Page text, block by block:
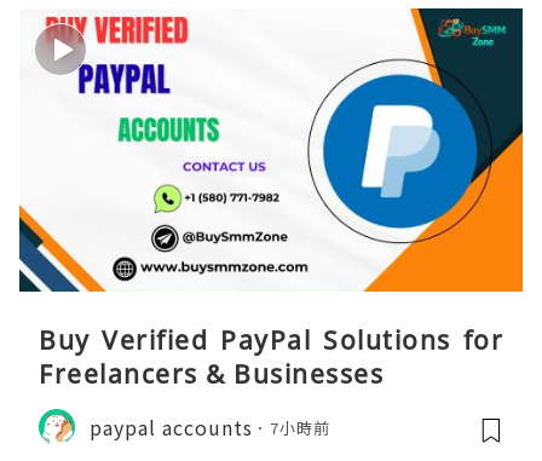
Buy Verified PayPal Solutions for
Freelancers & Businesses
paypal accounts 7小時前